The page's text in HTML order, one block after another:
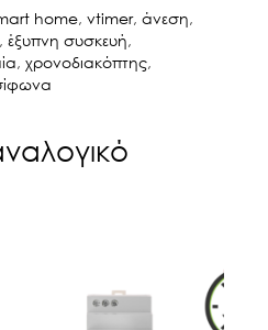
home, vtimer, άνεση,
, έξυπνη συσκευή,
, χρονοδιακόπτης,